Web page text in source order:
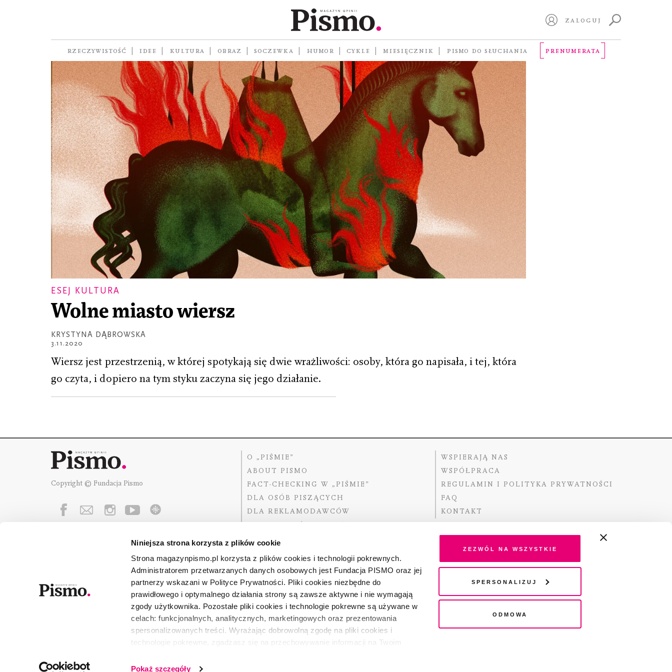
Niniejsza strona korzysta z plików cookie
Strona magazynpismo.pl korzysta z plików cookies i technologii pokrewnych.
Administratorem przetwarzanych danych osobowych jest Fundacja PISMO oraz jej
partnerzy wskazani w Polityce Prywatności. Pliki cookies niezbędne do
prawidłowego i optymalnego działania strony są zawsze aktywne i nie wymagają
zgody użytkownika. Pozostałe pliki cookies i technologie pokrewne są używane w
celach: funkcjonalnych, analitycznych, marketingowych oraz prezentowania
spersonalizowanych treści. Wyrażając dobrowolną zgodę na pliki cookies i
technologie pokrewne, zgadzasz się na przechowywanie informacji na Twoim
wszystkie lub niektóre pliki cookies i technologie pokrewne możesz w każdej chwili
Pokaż szczegóły
Zezwól na wszystkie
Spersonalizuj
Odmowa
ZALOGUJ
RZECZYWISTOŚĆ IDEE KULTURA OBRAZ SOCZEWKA HUMOR CYKLE MIESIĘCZNIK PISMO DO SŁUCHANIA PRENUMERATA
ESEJ KULTURA
Wolne miasto wiersz
KRYSTYNA DĄBROWSKA
3.11.2020
Wiersz jest przestrzenią, w której spotykają się dwie wrażliwości: osoby, która go napisała, i tej, która
go czyta, i dopiero na tym styku zaczyna się jego działanie.
Copyright © Fundacja Pismo
O „PIŚMIE”
ABOUT PISMO
FACT-CHECKING W „PIŚMIE”
DLA OSÓB PISZĄCYCH
DLA REKLAMODAWCÓW
WSPIERAJĄ NAS
WSPÓŁPRACA
REGULAMIN I POLITYKA PRYWATNOŚCI
FAQ
KONTAKT
Fundację Pismowspierają:
Dofinansowano ze środków Ministra Kultury i Dziedzictwa
Narodowego pochodzących z Funduszu Promocji Kultury –